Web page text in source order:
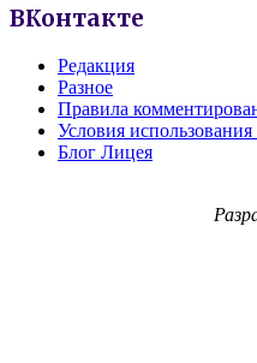
ВКонтакте
Редакция
Разное
Правила
Условия использования
Блог Лицея